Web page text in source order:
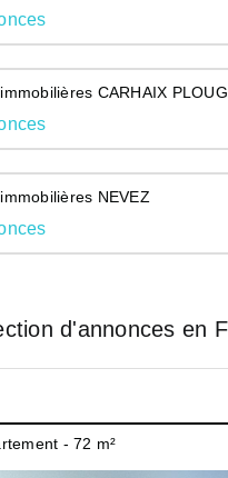
CARHAIX
NEVEZ
d'annonces en
- 72 m²